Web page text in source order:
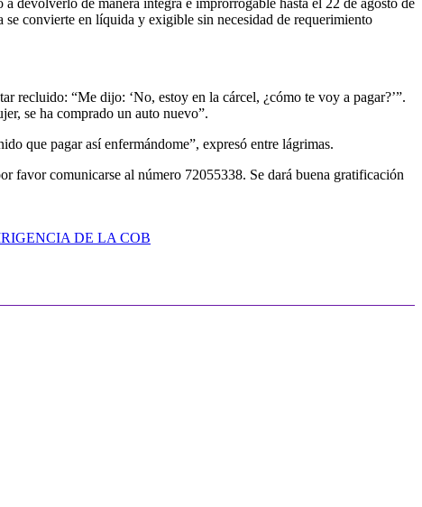
devolverlo de manera íntegra e improrrogable hasta el 22 de agosto de
convierte en líquida y exigible sin necesidad de requerimiento
recluido: “Me dijo: ‘No, estoy en la cárcel, ¿cómo te voy a pagar?’”.
se ha comprado un auto nuevo”.
que pagar así enfermándome”, expresó entre lágrimas.
favor comunicarse al número 72055338. Se dará buena gratificación
DE LA COB